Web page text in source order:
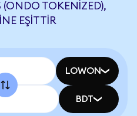
TOKENIZED),
EŞITTIR
LOWON
BDT